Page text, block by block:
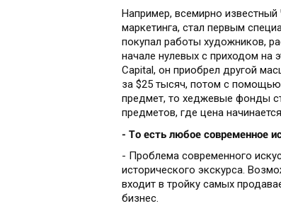
Например, всемирно известный
маркетинга, стал первым
покупал работы художников,
начале нулевых с приходом на
Capital, он приобрел другой
за $25 тысяч, потом с помощью
предмет, то хеджевые фонды
предметов, где цена
- То есть любое современное
- Проблема современного
исторического экскурса.
входит в тройку самых
бизнес.